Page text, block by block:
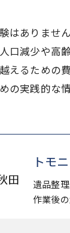
はありませ
口減少や高
えるための
の実践的な
トモ
遺品整
作業後